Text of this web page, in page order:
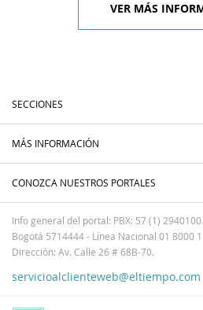
VER MÁS
SECCIONES
MÁS INFORMACIÓN
CONOZCA NUESTROS PORTALES
Info general del portal: PBX: 57 (1) 2940100.
Bogotá 5714444 - Línea Nacional 01 8000
Dirección: Av. Calle 26 # 68B-70.
servicioalclienteweb@eltiempo.com